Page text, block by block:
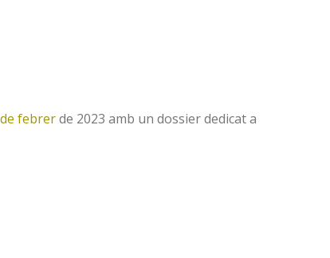
febrerde 2023 amb un dossier dedicat a